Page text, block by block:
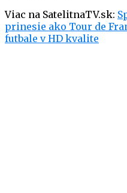
Viac na SatelitnaTV.sk:
prinesie ako Tour de
futbale v HD kvalite